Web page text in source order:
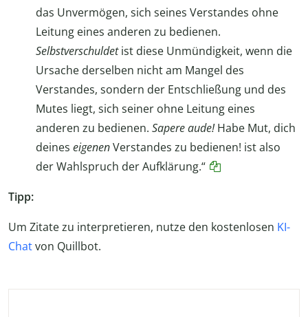
das Unvermögen, sich seines Verstandes ohne
Leitung eines anderen zu bedienen.
Selbstverschuldetist diese Unmündigkeit, wenn die
Ursache derselben nicht am Mangel des
Verstandes, sondern der Entschließung und des
Mutes liegt, sich seiner ohne Leitung eines
anderen zu bedienen. Sapere aude!Habe Mut, dich
deines eigenenVerstandes zu bedienen! ist also
der Wahlspruch der Aufklärung.“
Tipp:
Um Zitate zu interpretieren, nutze den kostenlosen KI-
Chatvon Quillbot.